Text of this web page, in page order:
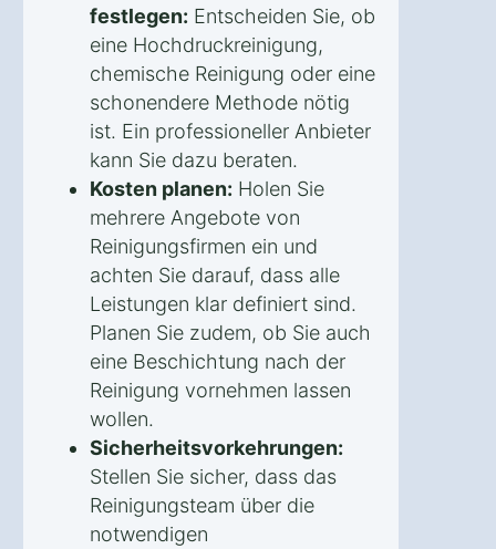
festlegen: Entscheiden Sie, ob
eine Hochdruckreinigung,
chemische Reinigung oder eine
schonendere Methode nötig
ist. Ein professioneller Anbieter
kann Sie dazu beraten.
Kosten planen: Holen Sie
mehrere Angebote von
Reinigungsfirmen ein und
achten Sie darauf, dass alle
Leistungen klar definiert sind.
Planen Sie zudem, ob Sie auch
eine Beschichtung nach der
Reinigung vornehmen lassen
wollen.
Sicherheitsvorkehrungen:
Stellen Sie sicher, dass das
Reinigungsteam über die
notwendigen